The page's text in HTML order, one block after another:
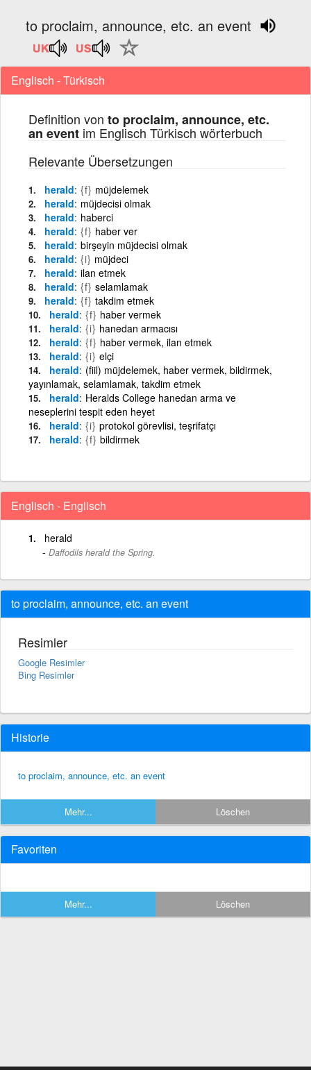
to proclaim, announce, etc. an event
Englisch - Türkisch
Definition von to proclaim, announce, etc.
an event im Englisch Türkisch wörterbuch
Relevante Übersetzungen
herald {f} müjdelemek
herald müjdecisi olmak
herald haberci
herald {f} haber ver
herald birşeyin müjdecisi olmak
herald {i} müjdeci
herald ilan etmek
herald {f} selamlamak
herald {f} takdim etmek
herald {f} haber vermek
herald {i} hanedan armacısı
herald {f} haber vermek, ilan etmek
herald {i} elçi
herald (fiil) müjdelemek, haber vermek, bildirmek,
yayınlamak, selamlamak, takdim etmek
herald Heralds College hanedan arma ve
neseplerini tespit eden heyet
herald {i} protokol görevlisi, teşrifatçı
herald {f} bildirmek
Englisch - Englisch
herald
Daffodils herald the Spring.
to proclaim, announce, etc. an event
Resimler
Google Resimler
Bing Resimler
Historie
to proclaim, announce, etc. an event
Mehr... Löschen
Favoriten
Mehr... Löschen